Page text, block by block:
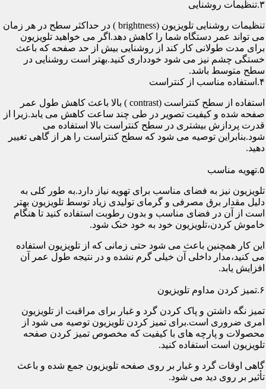
۳.تنظیمات روشنایی
تنظیمات روشنایی تلویزیون (brightness ) در حداکثر سطح در هر زمان
می تواند عمر دستگاه شما را کاهش دهد.اگر می خواهید تلویزیون
برای مدت طولانی کار کند از روشنایی بیش از حد صفحه که باعث
خستگی چشم نیز می شود خودداری کنید.بهتر است روشنایی در
سطح متوسط باشد.
۴.استفاده مناسب از کنتراست
استفاده از سطح کنتراست (contrast ) بالا باعث کاهش طول عمر
صفحه شده و کیفیت تصویر در طی چند ساعت کاهش می یابد.زیرا از
قدرت پردازش بیشتری در سطح کنتراست بالا استفاده می
شود.بنابراین توصیه می شود که سطح کنتراست را هر از گاهی تغییر
دهید.
۵.تهویه مناسب
تلویزیون نیز به فضای مناسب برای تهویه نیاز دارد.به طور کلی به
دلیل مقدار برق مصرفی و گرمای تولیدی زیاد توسط تلویزیون بهتر
است از آن در فضای مناسب و بدون رطوبت استفاده کنید تا هنگام
خاموش کردن،تلویزیون خود به خود خنک شود.
این کار همچنین باعث می شود حتی زمانی که از تلویزیون استفاده
می کنید،مدار داخلی آن خیلی گرم نشده و در نتیجه طول عمر آن
افزایش یابد.
۶.تمیز کردن مداوم تلویزیون
تمیز نگه داشتن و پاک کردن گرد و غبار برای مراقبت از تلویزیون
امری ضروری است.برای تمیز کردن تلویزیون توصیه می شود از
محصولات و پارچه های با کیفیت که مخصوص تمیز کردن صفحه
تلویزیون است استفاده کنید.
گاهی اوقات گرد و غبار بر روی صفحه تلویزیون جمع شده و باعث
تأثیر بر روی دید می شود.